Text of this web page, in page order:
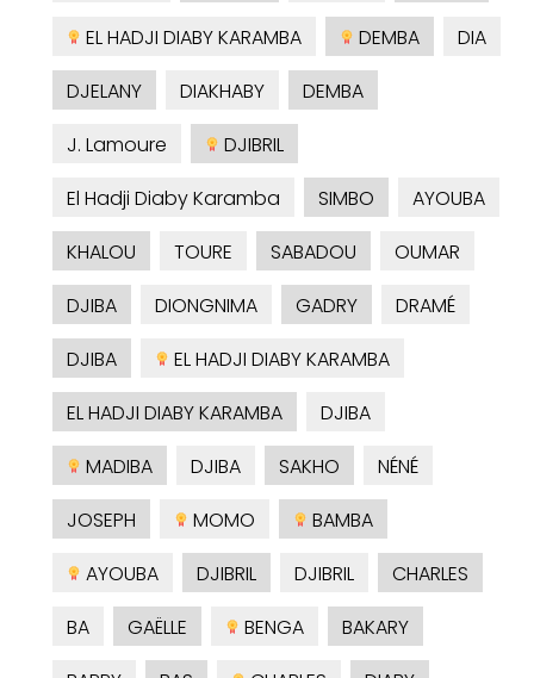
EL HADJI DIABY KARAMBA
DEMBA
DIA
DJELANY
DIAKHABY
DEMBA
J. Lamoure
DJIBRIL
El Hadji Diaby Karamba
SIMBO
AYOUBA
KHALOU
TOURE SABADOU
OUMAR
DJIBA
DIONGNIMA GADRY
DRAMÉ
DJIBA
EL HADJI DIABY KARAMBA
EL HADJI DIABY KARAMBA
DJIBA
MADIBA
DJIBA SAKHO
NÉNÉ
JOSEPH
MOMO
BAMBA
AYOUBA
DJIBRIL DJIBRIL
CHARLES
BA
GAËLLE BENGA
BAKARY